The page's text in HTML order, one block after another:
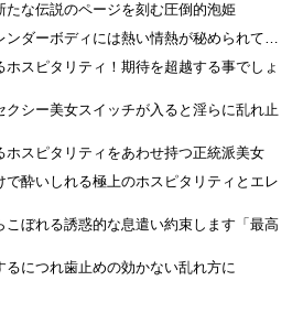
な伝説のページを刻む圧倒的泡姫
ンダーボディには熱い情熱が秘められて…
ホスピタリティ！期待を超越する事でしょ
クシー美女スイッチが入ると淫らに乱れ止
ホスピタリティをあわせ持つ正統派美女
で酔いしれる極上のホスピタリティとエレ
こぼれる誘惑的な息遣い約束します「最高
るにつれ歯止めの効かない乱れ方に